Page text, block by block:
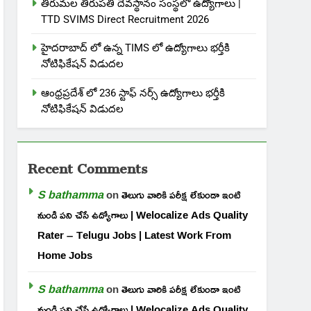
తిరుమల తిరుపతి దేవస్థానం సంస్థలో ఉద్యోగాలు |
TTD SVIMS Direct Recruitment 2026
హైదరాబాద్ లో ఉన్న TIMS లో ఉద్యోగాలు భర్తీకి
నోటిఫికేషన్ విడుదల
ఆంధ్రప్రదేశ్ లో 236 స్టాఫ్ నర్స్ ఉద్యోగాలు భర్తీకి
నోటిఫికేషన్ విడుదల
Recent Comments
S bathammaonతెలుగు వారికి పరీక్ష లేకుండా ఇంటి
నుండి పని చేసే ఉద్యోగాలు | Welocalize Ads Quality
Rater – Telugu Jobs | Latest Work From
Home Jobs
S bathammaonతెలుగు వారికి పరీక్ష లేకుండా ఇంటి